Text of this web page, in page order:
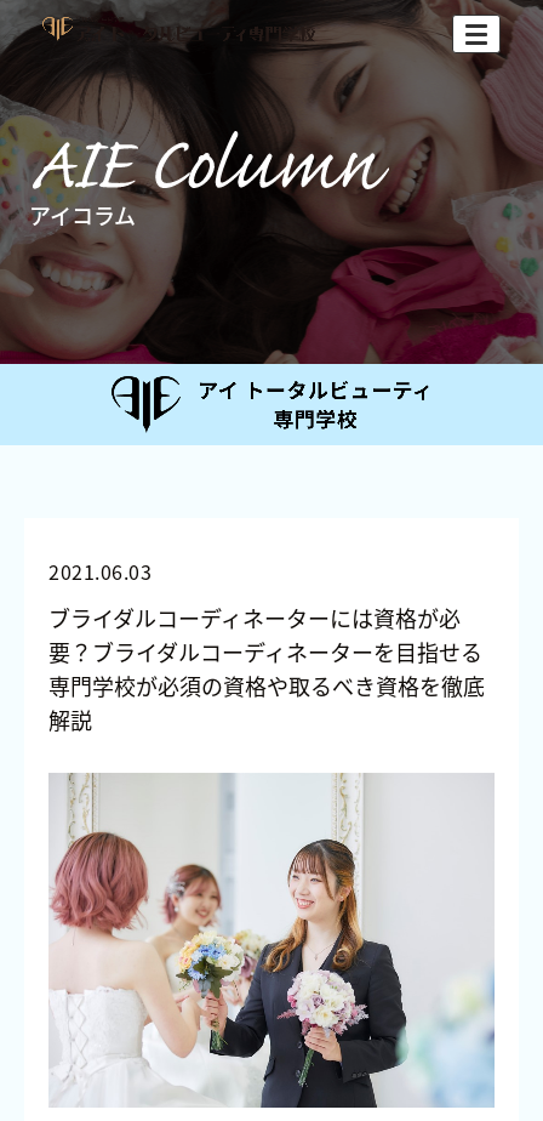
アイコラム
2021.06.03
ブライダルコーディネーターには資格が必
要？ブライダルコーディネーターを目指せる
専門学校が必須の資格や取るべき資格を徹底
解説